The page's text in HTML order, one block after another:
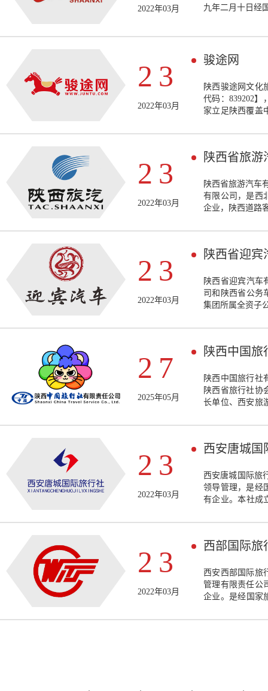
2022年03月
九年二月十日经
23
2022年03月
骏途网
陕西骏途网文化
代码：839202】
家立足陕西覆盖
化，促进文化旅
23
2022年03月
陕西省旅游
陕西省旅游汽车
有限公司，是西
企业，陕西道路
23
2022年03月
陕西省迎宾
陕西省迎宾汽车
司和陕西省公务
集团所属全资子
27
2025年05月
陕西中国旅
陕西中国旅行社
陕西省旅行社协
长单位、西安旅
务商分会理事单
(PATA)会员，
游活动；专门策
组团等业务；代
23
2022年03月
西安唐城国
西安唐城国际旅
领导管理，是经
有企业。本社成
队伍，其中有全
评和诸多荣誉。
23
2022年03月
西部国际旅
西安西部国际旅
管理有限责任公
企业。是经国家